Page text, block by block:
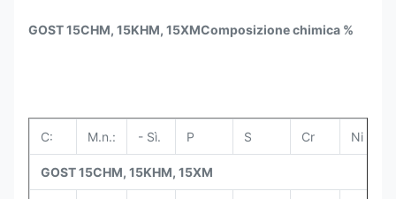
GOST 15CHM, 15KHM, 15XMComposizione chimica %
C: M.n.: - Sì. P S Cr Ni
GOST 15CHM, 15KHM, 15XM